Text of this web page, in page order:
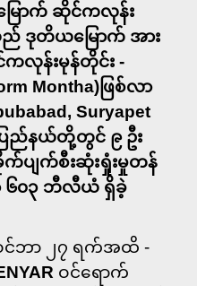
ြောက် ဆိုင်ကလုန်း
ည် ဒုတိယမြောက် အား
လုန်းမုန်တိုင်း -
Montha)ဖြစ်လာ
Suryapet
ပြည်နယ်တို့တွင် ၉ ဦး
ပျက်စီးဆုံးရှုံးမှုတန်
၆၀၃ ဘီလီယံ ရှိခဲ့
င်ဘာ ၂၇ ရက်အထိ -
ဝင်ရောက်